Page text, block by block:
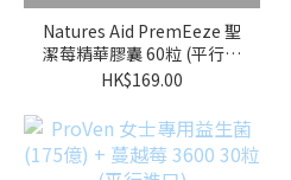
Natures Aid PremEeze 聖
潔莓精華膠囊 60粒 (平行進
口)
HK$169.00